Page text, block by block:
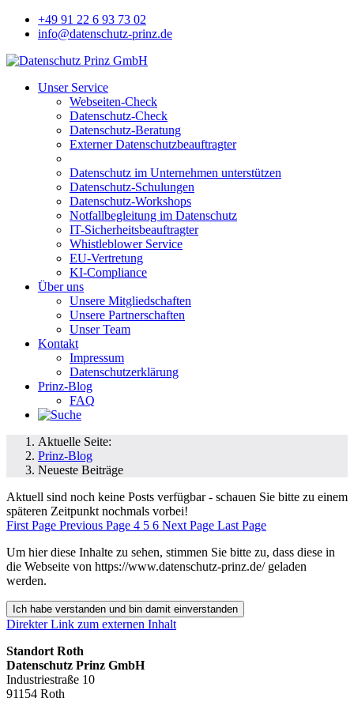
+49 91 22 6 93 73 02
info@datenschutz-prinz.de
Unser Service
Webseiten-Check
Datenschutz-Check
Datenschutz-Beratung
Externer Datenschutzbeauftragter
Datenschutz im Unternehmen unterstützen
Datenschutz-Schulungen
Datenschutz-Workshops
Notfallbegleitung im Datenschutz
IT-Sicherheitsbeauftragter
Whistleblower Service
EU-Vertretung
KI-Compliance
Über uns
Unsere Mitgliedschaften
Unsere Partnerschaften
Unser Team
Kontakt
Impressum
Datenschutzerklärung
Prinz-Blog
FAQ
Aktuelle Seite:
Prinz-Blog
Neueste Beiträge
Aktuell sind noch keine Posts verfügbar - schauen Sie bitte zu einem
späteren Zeitpunkt nochmals vorbei!
First Page Previous Page 4 5 6 Next Page Last Page
Um hier diese Inhalte zu sehen, stimmen Sie bitte zu, dass diese in
die Webseite von https://www.datenschutz-prinz.de/ geladen
werden.
Ich habe verstanden und bin damit einverstanden
Direkter Link zum externen Inhalt
Standort Roth
Datenschutz Prinz GmbH
Industriestraße 10
91154 Roth